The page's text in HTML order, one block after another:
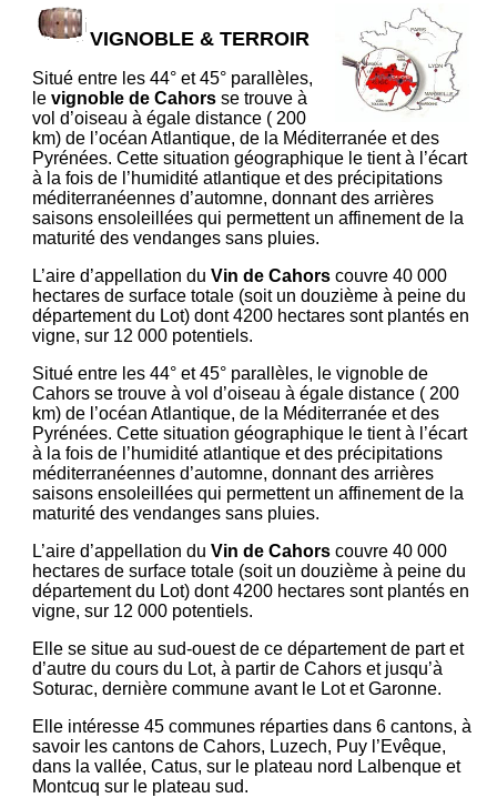
VIGNOBLE & TERROIR
Situé entre les 44° et 45° parallèles,
le vignoble de Cahors se trouve à
vol d’oiseau à égale distance ( 200
km) de l’océan Atlantique, de la Méditerranée et des
Pyrénées. Cette situation géographique le tient à l’écart
à la fois de l’humidité atlantique et des précipitations
méditerranéennes d’automne, donnant des arrières
saisons ensoleillées qui permettent un affinement de la
maturité des vendanges sans pluies.
L’aire d’appellation du Vin de Cahors couvre 40 000
hectares de surface totale (soit un douzième à peine du
département du Lot) dont 4200 hectares sont plantés en
vigne, sur 12 000 potentiels.
Situé entre les 44° et 45° parallèles, le vignoble de
Cahors se trouve à vol d’oiseau à égale distance ( 200
km) de l’océan Atlantique, de la Méditerranée et des
Pyrénées. Cette situation géographique le tient à l’écart
à la fois de l’humidité atlantique et des précipitations
méditerranéennes d’automne, donnant des arrières
saisons ensoleillées qui permettent un affinement de la
maturité des vendanges sans pluies.
L’aire d’appellation du Vin de Cahors couvre 40 000
hectares de surface totale (soit un douzième à peine du
département du Lot) dont 4200 hectares sont plantés en
vigne, sur 12 000 potentiels.
Elle se situe au sud-ouest de ce département de part et
d’autre du cours du Lot, à partir de Cahors et jusqu’à
Soturac, dernière commune avant le Lot et Garonne.
Elle intéresse 45 communes réparties dans 6 cantons, à
savoir les cantons de Cahors, Luzech, Puy l’Evêque,
dans la vallée, Catus, sur le plateau nord Lalbenque et
Montcuq sur le plateau sud.